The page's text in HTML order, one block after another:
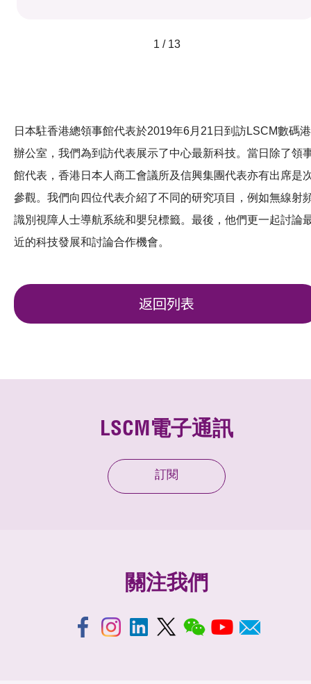
1 / 13
日本駐香港總領事館代表於2019年6月21日到訪LSCM數碼港
辦公室，我們為到訪代表展示了中心最新科技。當日除了領
館代表，香港日本人商工會議所及信興集團代表亦有出席是
參觀。我們向四位代表介紹了不同的研究項目，例如無線射
識別視障人士導航系統和嬰兒標籤。最後，他們更一起討論
近的科技發展和討論合作機會。
返回列表
LSCM電子通訊
訂閱
關注我們